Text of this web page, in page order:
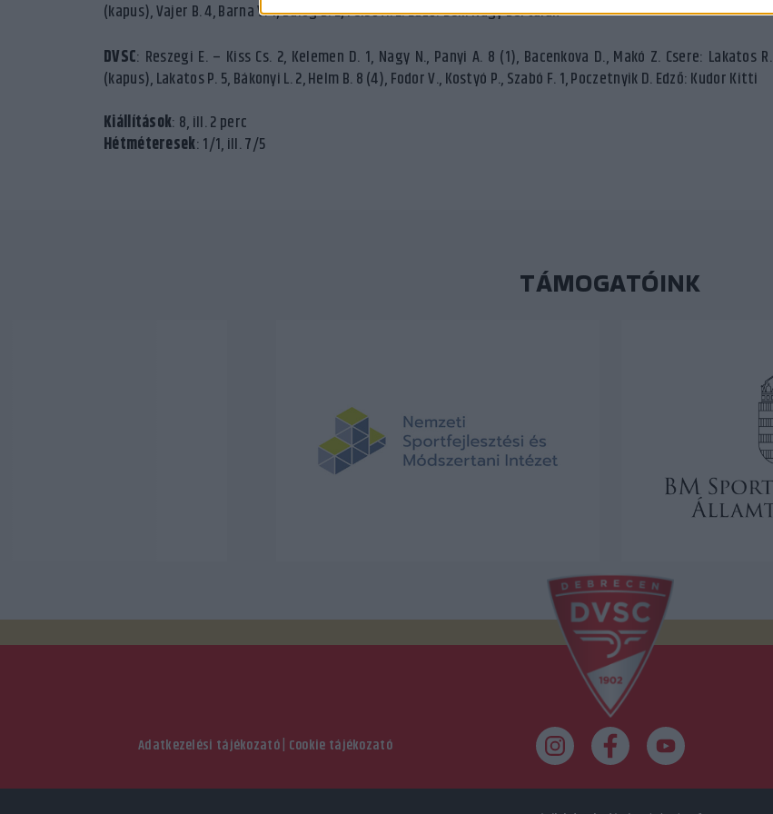
(kapus), Vajer B. 4, Barna V. 1, Balog B. 2, Felső A. 2. Edző: Béki Nagy Bertalan
DVSC: Reszegi E. – Kiss Cs. 2, Kelemen D. 1, Nagy N., Panyi A. 8 (1), Bacenkova D., Makó Z. Csere: Lakatos R.
(kapus), Lakatos P. 5, Bákonyi L. 2, Helm B. 8 (4), Fodor V., Kostyó P., Szabó F. 1, Poczetnyik D. Edző: Kudor Kitti
Kiállítások: 8, ill. 2 perc
Hétméteresek: 1/1, ill. 7/5
TÁMOGATÓINK
Adatkezelési tájékozató| Cookie tájékozató